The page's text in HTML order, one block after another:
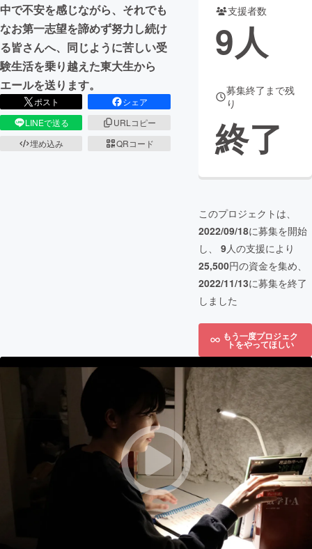
CAMPFIRE for Social Good
CAMPFIRE Creation
CAMPFIREふるさと納税machi-ya コミュニティ
中で不安を感じながら、それでも
なお第一志望を諦めず努力し続け
る皆さんへ、同じように苦しい受
験生活を乗り越えた東大生から
エールを送ります。
ポスト
シェア
LINEで送る
URLコピー
埋め込み
QRコード
支援者数
9人
募集終了まで残
り
終了
このプロジェクトは、
2022/09/18に募集を開始
し、 9人の支援により
25,500円の資金を集め、
2022/11/13に募集を終了
しました
もう一度プロジェク
トをやってほしい